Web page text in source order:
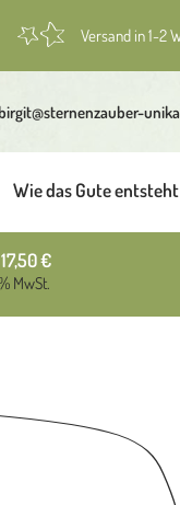
Versand in 1-2
Wie das Gute entsteht
17,50€
MwSt.